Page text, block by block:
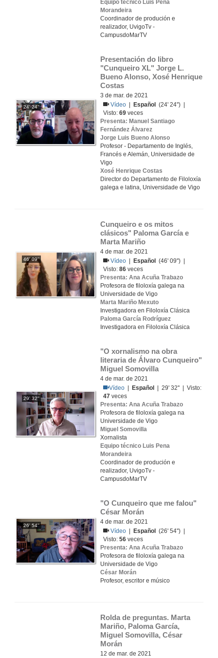
Equipo técnico Luis Pena
Morandeira
Coordinador de produción e
realizador, UvigoTv -
CampusdoMarTV
24' 24''
Presentación do libro
"Cunqueiro XL" Jorge L.
Bueno Alonso, Xosé Henrique
Costas
3 de mar. de 2021
Vídeo
Español
(24' 24'') |
Visto:69 veces
Presenta: Manuel Santiago
Fernández Álvarez
Jorge Luis Bueno Alonso
Profesor - Departamento de Inglés,
Francés e Alemán, Universidade de
Vigo
Xosé Henrique Costas
Director do Departamento de Filoloxía
galega e latina, Universidade de Vigo
46' 09''
Cunqueiro e os mitos
clásicos" Paloma García e
Marta Mariño
4 de mar. de 2021
Vídeo
Español
(46' 09'') |
Visto:86 veces
Presenta: Ana Acuña Trabazo
Profesora de filoloxía galega na
Universidade de Vigo
Marta Mariño Mexuto
Investigadora en Filoloxía Clásica
Paloma García Rodríguez
Investigadora en Filoloxía Clásica
29' 32''
"O xornalismo na obra
literaria de Álvaro Cunqueiro"
Miguel Somovilla
4 de mar. de 2021
Vídeo
Español
| 29' 32'' | Visto:
47 veces
Presenta: Ana Acuña Trabazo
Profesora de filoloxía galega na
Universidade de Vigo
Miguel Somovilla
Xornalista
Equipo técnico Luis Pena
Morandeira
Coordinador de produción e
realizador, UvigoTv -
CampusdoMarTV
26' 54''
"O Cunqueiro que me falou"
César Morán
4 de mar. de 2021
Vídeo
Español
(26' 54'') |
Visto:56 veces
Presenta: Ana Acuña Trabazo
Profesora de filoloxía galega na
Universidade de Vigo
César Morán
Profesor, escritor e músico
Rolda de preguntas. Marta
Mariño, Paloma García,
Miguel Somovilla, César
Morán
12 de mar. de 2021